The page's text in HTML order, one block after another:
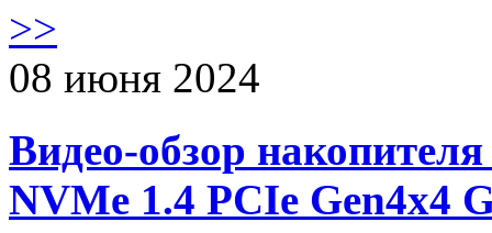
>>
08 июня 2024
Видео-обзор
NVMe 1.4 PCIe Gen4х4